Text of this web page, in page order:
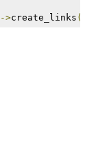
->create_links ();